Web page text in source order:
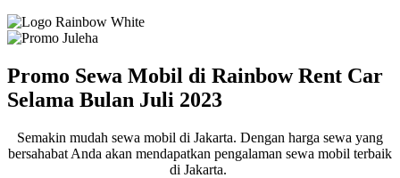
Promo Sewa Mobil di Rainbow Rent Car
Selama Bulan Juli 2023
Semakin mudah sewa mobil di Jakarta. Dengan harga sewa yang
bersahabat Anda akan mendapatkan pengalaman sewa mobil terbaik
di Jakarta.